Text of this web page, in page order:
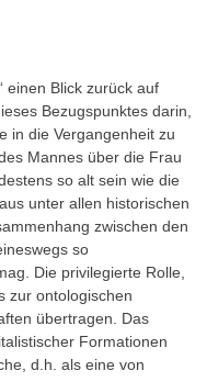
einen Blick zurück auf
Bezugspunktes darin,
in die Vergangenheit zu
Mannes über die Frau
so alt sein wie die
unter allen historischen
zwischen den
so
Die privilegierte Rolle,
zur ontologischen
übertragen. Das
Formationen
d.h. als eine von